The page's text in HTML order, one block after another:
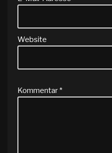
Website
Kommentar *